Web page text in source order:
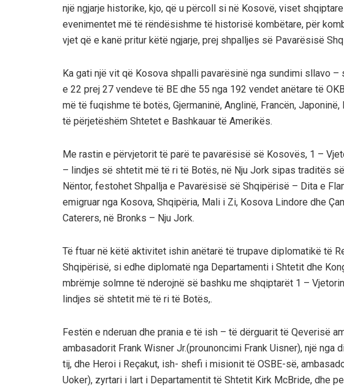
një ngjarje historike, kjo, që u përcoll si në Kosovë, viset
evenimentet më të rëndësishme të historisë kombëtare, për
vjet që e kanë pritur këtë ngjarje, prej shpalljes së Pavarësisë
Ka gati një vit që Kosova shpalli pavarësinë nga sundimi sllavo
e 22 prej 27 vendeve të BE dhe 55 nga 192 vendet anëtare të
më të fuqishme të botës, Gjermaninë, Anglinë, Francën,
të përjetëshëm Shtetet e Bashkauar të Amerikës.
Me rastin e përvjetorit të parë te pavarësisë së Kosovës, 1 –
– lindjes së shtetit më të ri të Botës, në Nju Jork sipas traditës
Nëntor, festohet Shpallja e Pavarësisë së Shqipërisë – Dita e
emigruar nga Kosova, Shqipëria, Mali i Zi, Kosova Lindore dhe
Caterers, në Bronks – Nju Jork.
Të ftuar në këtë aktivitet ishin anëtarë të trupave diplomatikë të
Shqipërisë, si edhe diplomatë nga Departamenti i Shtetit dhe
mbrëmje solmne të nderojnë së bashku me shqiptarët 1 –
lindjes së shtetit më të ri të Botës,.
Festën e nderuan dhe prania e të ish – të dërguarit të Qeverisë
ambasadorit Frank Wisner Jr.(prounoncimi Frank Uisner), një
tij, dhe Heroi i Reçakut, ish- shefi i misionit të OSBE-së,
Uoker), zyrtari i lart i Departamentit të Shtetit Kirk McBride, dhe